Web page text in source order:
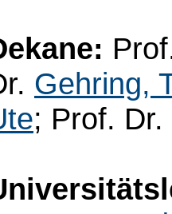
Gehring,
; Prof. Dr.